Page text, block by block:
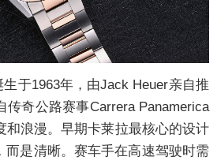
于1963年，由Jack Heuer亲自推
传奇公路赛事Carrera Panamerica
和浪漫。早期卡莱拉最核心的设计
而是清晰。赛车手在高速驾驶时需